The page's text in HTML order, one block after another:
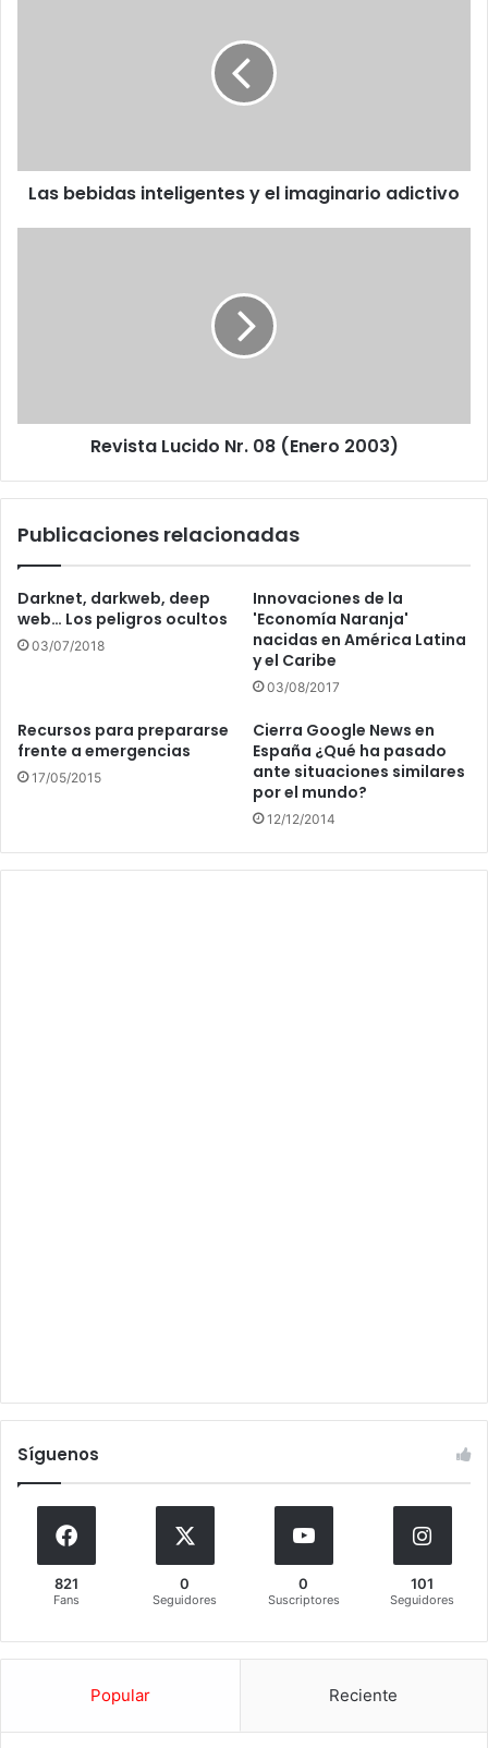
Las bebidas inteligentes y el imaginario adictivo
Revista Lucido Nr. 08 (Enero 2003)
Publicaciones relacionadas
Darknet, darkweb, deep
web… Los peligros ocultos
03/07/2018
Innovaciones de la
'Economía Naranja'
nacidas en América Latina
y el Caribe
03/08/2017
Recursos para prepararse
frente a emergencias
17/05/2015
Cierra Google News en
España ¿Qué ha pasado
ante situaciones similares
por el mundo?
12/12/2014
Síguenos
821
Fans
0
Seguidores
0
Suscriptores
101
Seguidores
Popular Reciente